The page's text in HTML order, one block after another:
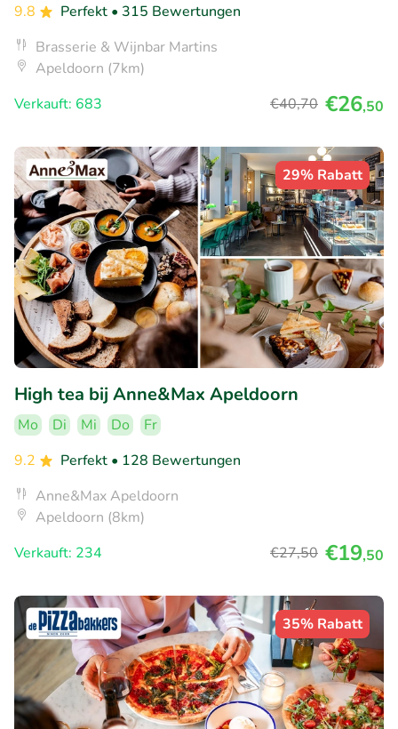
9.8 Perfekt • 315 Bewertungen
Brasserie & Wijnbar Martins
Apeldoorn (7km)
Verkauft: 683
€40,70 €26,50
29% Rabatt
High tea bij Anne&Max Apeldoorn
Mo Di Mi Do
Fr
9.2
Perfekt • 128 Bewertungen
Anne&Max Apeldoorn
Apeldoorn (8km)
Verkauft: 234
€27,50 €19,50
35% Rabatt